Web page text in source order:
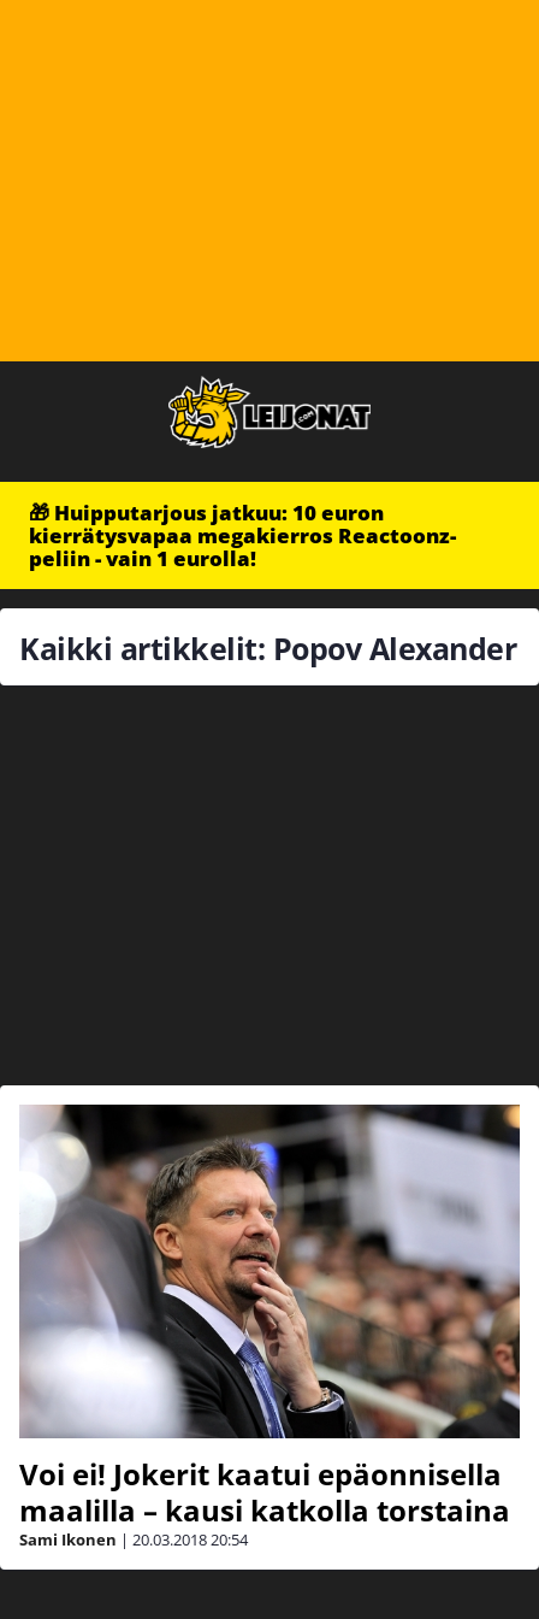
🎁 Huipputarjous jatkuu: 10 euron
kierrätysvapaa megakierros Reactoonz-
peliin - vain 1 eurolla!
Kaikki artikkelit: Popov Alexander
Voi ei! Jokerit kaatui epäonnisella
maalilla – kausi katkolla torstaina
Sami Ikonen | 20.03.201820:54